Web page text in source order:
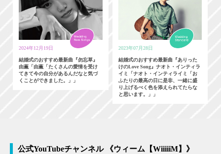
2024年12月19日
結婚式のおすすめ最新曲『勿忘草』
由薫「由薫「たくさんの愛情を受け
てきて今の自分があるんだなと気づ
くことができました。」」
2023年07月28日
結婚式のおすすめ最新曲『ありった
けのLove Song』ナオト・インティラ
イミ「ナオト・インティライミ「お
ふたりの最高の日に是非、一緒に盛
り上げるべく色を添えられてたらな
と思います。」」
公式YouTubeチャンネル 《ウィーム【WiiiiiM】》